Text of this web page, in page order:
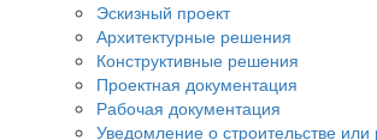
Эскизный проект
Архитектурные решения
Конструктивные решения
Проектная документация
Рабочая документация
Уведомление о строительстве или